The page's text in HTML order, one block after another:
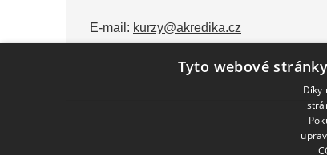
E-mail: kurzy@akredika.cz
Tyto webové
Díky